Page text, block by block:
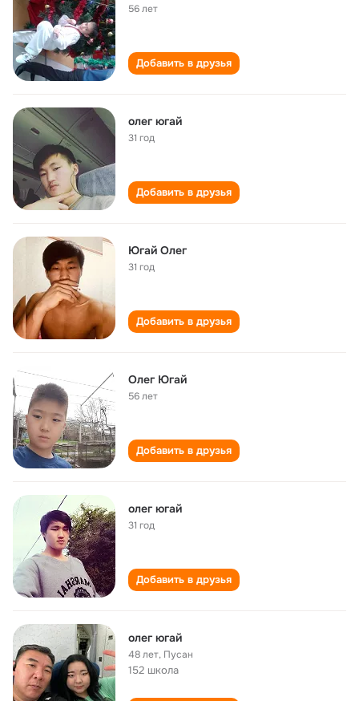
56 лет
Добавить в друзья
олег югай
31 год
Добавить в друзья
Югай Олег
31 год
Добавить в друзья
Олег Югай
56 лет
Добавить в друзья
олег югай
31 год
Добавить в друзья
олег югай
48 лет, Пусан
152 школа